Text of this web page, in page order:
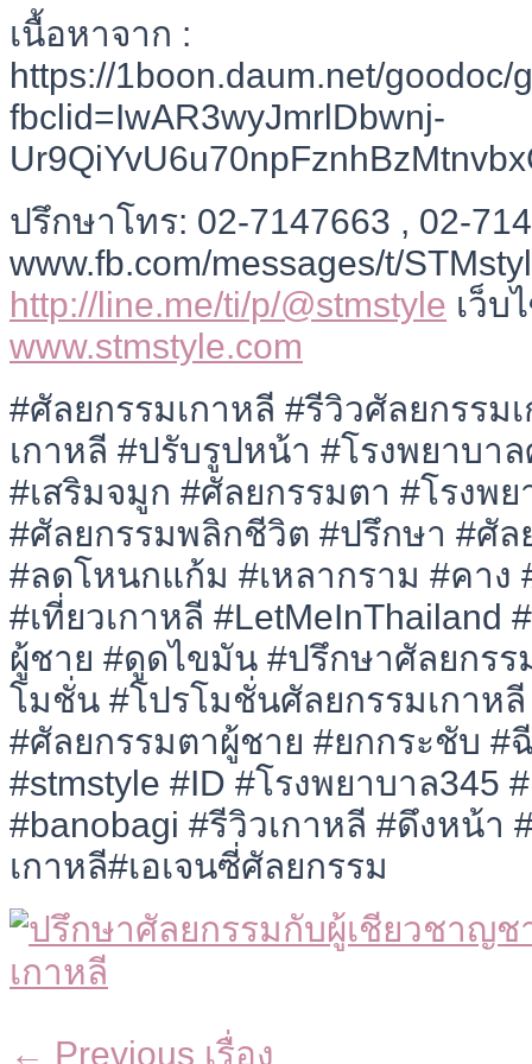
เนื้อหาจาก :
https://1boon.daum.net/goodoc/
fbclid=IwAR3wyJmrlDbwnj-
ปรึกษาโทร: 02-7147663 , 02-
www.fb.com/messages/t/
http://line.me/ti/p/@stmstyle เว็บ
www.stmstyle.com
#ศัลยกรรมเกาหลี #รีวิวศัลยกรรม
เกาหลี #ปรับรูปหน้า #โรงพยาบา
#เสริมจมูก #ศัลยกรรมตา #โรงพย
#ศัลยกรรมพลิกชีวิต #ปรึกษา #ศั
#ลดโหนกแก้ม #เหลากราม #คาง
#เที่ยวเกาหลี #LetMeInThailand
ผู้ชาย #ดูดไขมัน #ปรึกษาศัลยกรร
โมชั่น #โปรโมชั่นศัลยกรรมเกาหลี
#ศัลยกรรมตาผู้ชาย #ยกกระชับ
#stmstyle #ID #โรงพยาบาล345
#banobagi #รีวิวเกาหลี #ดึงหน้า
เกาหลี#เอเจนซี่ศัลยกรรม
แนะแนว
← Previous เรื่อง